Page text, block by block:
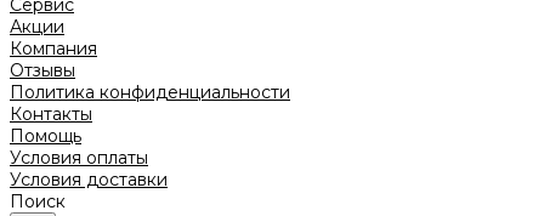
Сервис
Акции
Компания
Отзывы
Политика конфиденциальности
Контакты
Помощь
Условия оплаты
Условия доставки
Поиск